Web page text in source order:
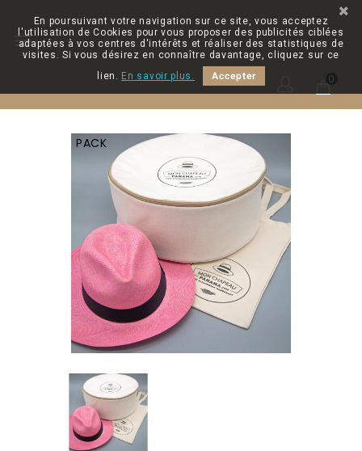

0
PACK
En poursuivant votre navigation sur ce site, vous acceptez
l'utilisation de Cookies pour vous proposer des publicités ciblées
adaptées à vos centres d'intérêts et réaliser des statistiques de
visites. Si vous désirez en connaître davantage, cliquez sur ce
lien. En savoir plus. Accepter